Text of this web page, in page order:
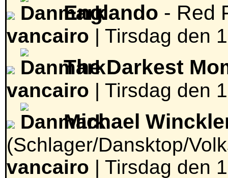
Englando - Red
vancairo | Tirsdag den
The Darkest
vancairo | Tirsdag den
Michael
(Schlager/Dansktop/
vancairo | Tirsdag den